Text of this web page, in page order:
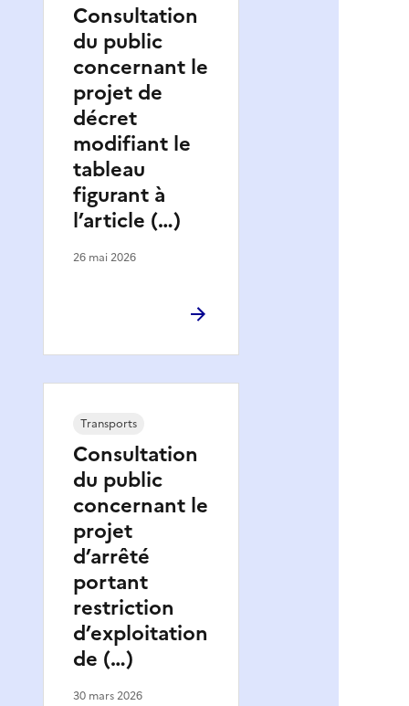
Consultation
du public
concernant le
projet de
décret
modifiant le
tableau
figurant à
l’article (…)
26 mai 2026
Consultation
du public
concernant le
projet
d’arrêté
portant
restriction
d’exploitation
de (…)
Transports
30 mars 2026